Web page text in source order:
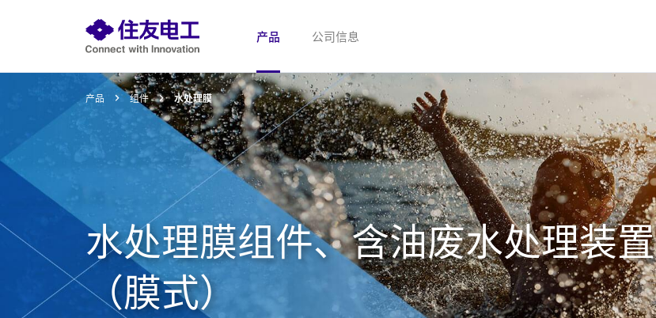
产品 公司信息
产品 组件 水处理膜
水处理膜组件、含油废水处理装置
（膜式）